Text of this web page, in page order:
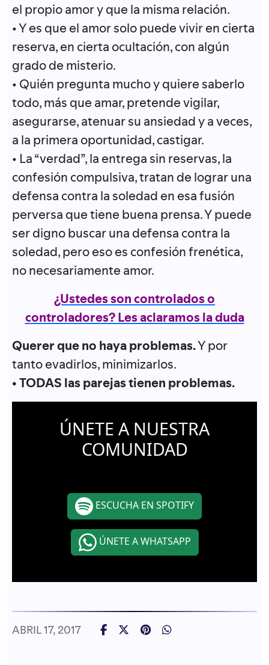
el propio amor y que la misma relación.
• Y es que el amor solo puede vivir en cierta
reserva, en cierta ocultación, con algún
grado de misterio.
• Quién pregunta mucho y quiere saberlo
todo, más que amar, pretende vigilar,
asegurarse, atenuar su ansiedad y a veces,
a la primera oportunidad, castigar.
• La “verdad”, la entrega sin reservas, la
confesión compulsiva, tratan de lograr una
defensa contra la soledad en esa fusión
perversa que tiene buena prensa. Y puede
ser digno buscar una defensa contra la
soledad, pero eso es confesión frenética,
no necesariamente amor.
¿Ustedes son controlados o
controladores? Les aclaramos la duda
Querer que no haya problemas.Y por
tanto evadirlos, minimizarlos.
• TODAS las parejas tienen problemas.
ÚNETE A NUESTRA
COMUNIDAD
ESCUCHA EN SPOTIFY
ÚNETE A WHATSAPP
ABRIL 17, 2017